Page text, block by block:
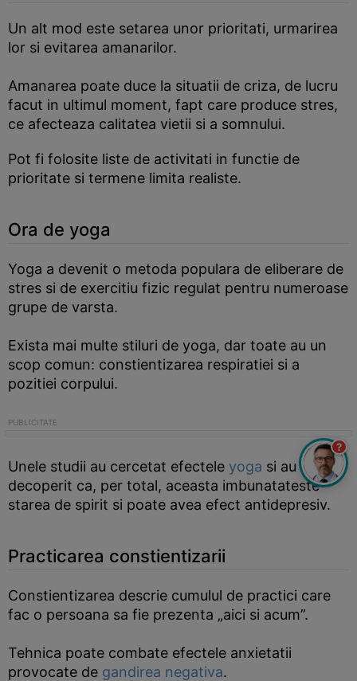
Un alt mod este setarea unor prioritati, urmarirea
lor si evitarea amanarilor.
Amanarea poate duce la situatii de criza, de lucru
facut in ultimul moment, fapt care produce stres,
ce afecteaza calitatea vietii si a somnului.
Pot fi folosite liste de activitati in functie de
prioritate si termene limita realiste.
Ora de yoga
Yoga a devenit o metoda populara de eliberare de
stres si de exercitiu fizic regulat pentru numeroase
grupe de varsta.
Exista mai multe stiluri de yoga, dar toate au un
scop comun: constientizarea respiratiei si a
pozitiei corpului.
Unele studii au cercetat efectele yoga si au
decoperit ca, per total, aceasta imbunatateste
starea de spirit si poate avea efect antidepresiv.
Practicarea constientizarii
Constientizarea descrie cumulul de practici care
fac o persoana sa fie prezenta „aici si acum”.
Tehnica poate combate efectele anxietatii
provocate de gandirea negativa.
?